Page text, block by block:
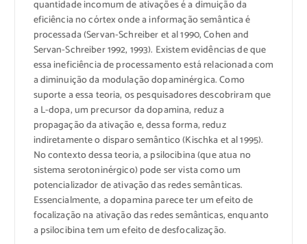
quantidade incomum de ativações é a dimuição da
eficiência no córtex onde a informação semântica é
processada (Servan-Schreiber et al 1990, Cohen and
Servan-Schreiber 1992, 1993). Existem evidências de que
essa ineficiência de processamento está relacionada com
a diminuição da modulação dopaminérgica. Como
suporte a essa teoria, os pesquisadores descobriram que
a L-dopa, um precursor da dopamina, reduz a
propagação da ativação e, dessa forma, reduz
indiretamente o disparo semântico (Kischka et al 1995).
No contexto dessa teoria, a psilocibina (que atua no
sistema serotoninérgico) pode ser vista como um
potencializador de ativação das redes semânticas.
Essencialmente, a dopamina parece ter um efeito de
focalização na ativação das redes semânticas, enquanto
a psilocibina tem um efeito de desfocalização.